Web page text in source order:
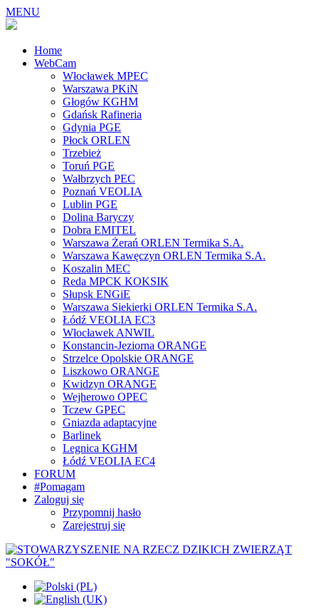
MENU
Home
WebCam
Włocławek MPEC
Warszawa PKiN
Głogów KGHM
Gdańsk Rafineria
Gdynia PGE
Płock ORLEN
Trzebież
Toruń PGE
Wałbrzych PEC
Poznań VEOLIA
Lublin PGE
Dolina Baryczy
Dobra EMITEL
Warszawa Żerań ORLEN Termika S.A.
Warszawa Kawęczyn ORLEN Termika S.A.
Koszalin MEC
Reda MPCK KOKSIK
Słupsk ENGiE
Warszawa Siekierki ORLEN Termika S.A.
Łódź VEOLIA EC3
Włocławek ANWIL
Konstancin-Jeziorna ORANGE
Strzelce Opolskie ORANGE
Liszkowo ORANGE
Kwidzyn ORANGE
Wejherowo OPEC
Tczew GPEC
Gniazda adaptacyjne
Barlinek
Legnica KGHM
Łódź VEOLIA EC4
FORUM
#Pomagam
Zaloguj się
Przypomnij hasło
Zarejestruj się